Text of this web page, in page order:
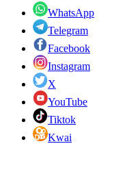
WhatsApp
Telegram
Facebook
Instagram
X
YouTube
Tiktok
Kwai